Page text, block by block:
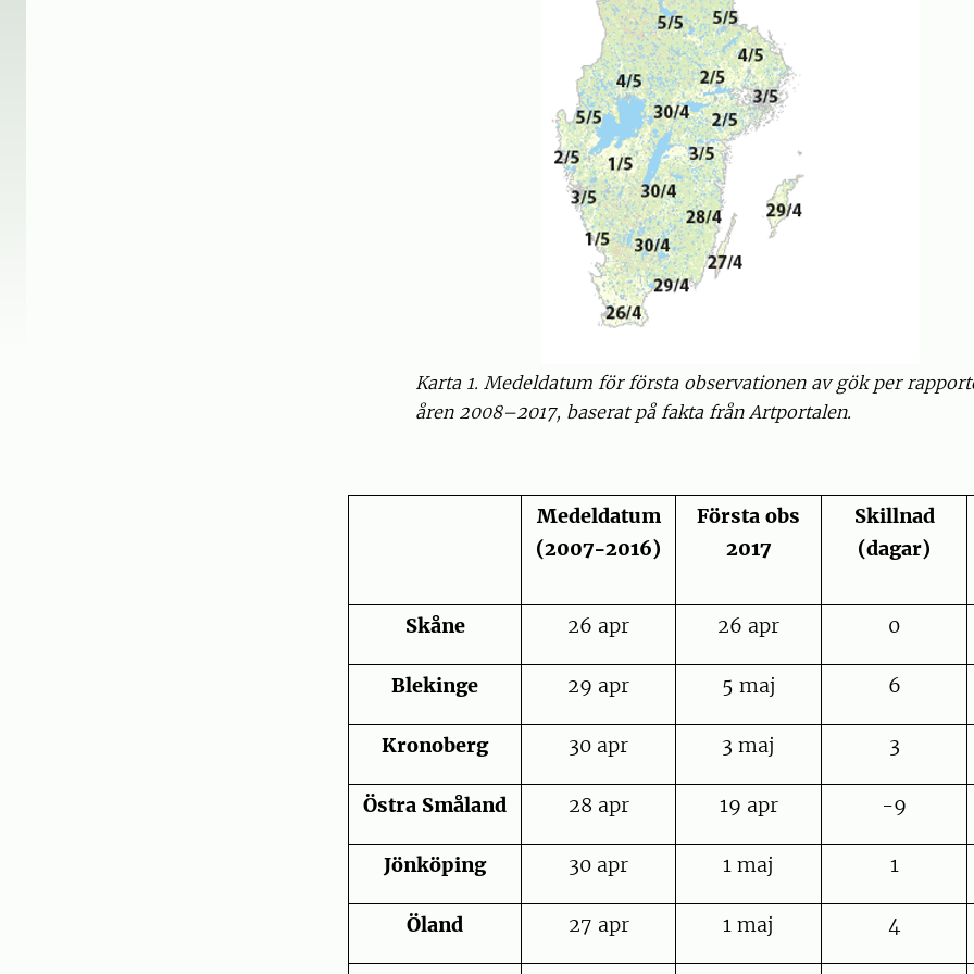
Karta 1. Medeldatum för första observationen av gök per
åren 2008–2017, baserat på fakta från Artportalen.
Medeldatum
(2007-2016)
Första obs
2017
Skillnad
(dagar)
Skåne 26 apr 26 apr 0
Blekinge 29 apr 5 maj 6
Kronoberg 30 apr 3 maj 3
Östra Småland 28 apr 19 apr -9
Jönköping 30 apr 1 maj 1
Öland 27 apr 1 maj 4